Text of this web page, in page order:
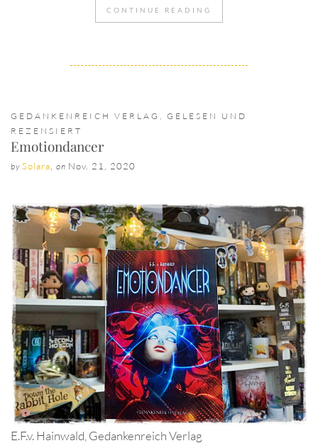
CONTINUE READING
GEDANKENREICH VERLAG , GELESEN UND
REZENSIERT
Emotiondancer
by Solara on Nov. 21, 2020
E.F.v. Hainwald, Gedankenreich Verlag